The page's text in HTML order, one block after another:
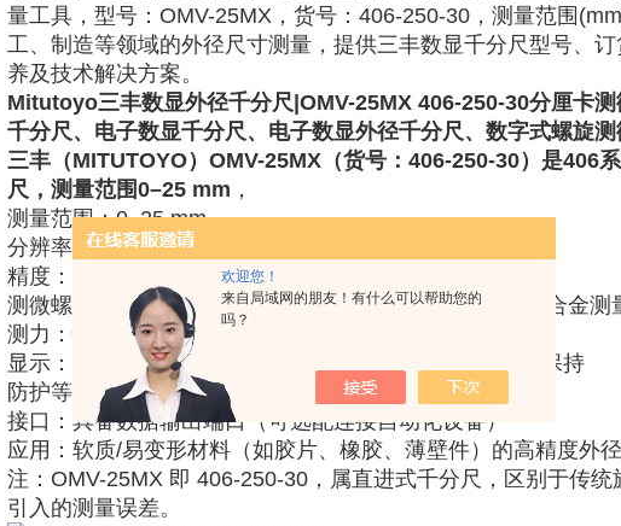
欢迎您！
来自局域网的朋友！有什么可以帮助您的
吗？
量工具，型号：OMV-25MX，货号：406-250-30，测量范围
工、制造等领域的外径尺寸测量，提供三丰数显千分尺型号、
养及技术解决方案。
Mitutoyo三丰数显外径千分尺|OMV-25MX 406-250-30分厘卡
千分尺、电子数显千分尺、电子数显外径千分尺、数字式螺旋
三丰（MITUTOYO）OMV-25MX（货号：406-250-30）是406
尺，测量范围0–25 mm ，
测量范围‌：0–25 mm
分辨率 ‌：0.001 mm
精度 ‌：±3 μm（含平面度 ≤0.3 μm、平行度 ≤0.3 μm）
测微螺杆
：直进式（非旋转），直径 ø6.35 mm，配硬质合金测
测力 ‌：恒定约 3 N（避免被测物变形）
显示 ‌：数显，支持 ABS/ INC（增量）模式、置零、数据保持
防护等级
‌：未明确标称 IP65
接口 ‌：具备数据输出端口（可选配连接自动化设备）
应用 ：软质/易变形材料（如胶片、橡胶、薄壁件）的高精度外
注：OMV-25MX 即 406-250-30，属直进式千分尺，区别于传
引入的测量误差。‌‌